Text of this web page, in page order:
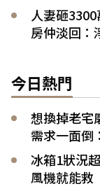
人妻砸
房仲淡回：
今日熱門
想換掉老宅
需求一面倒
冰箱1狀況
風機就能救